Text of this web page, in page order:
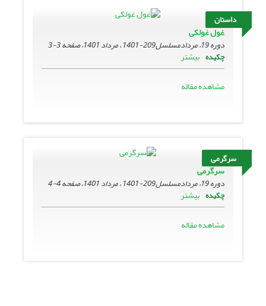
داستان
غول غولکی
دوره 19، مردادمسلسل209-1401 ، مرداد 1401، صفحه
3-3
چکیده بیشتر
مشاهده مقاله
سرگرمی
سرگرمی
دوره 19، مردادمسلسل209-1401 ، مرداد 1401، صفحه
4-4
چکیده بیشتر
مشاهده مقاله